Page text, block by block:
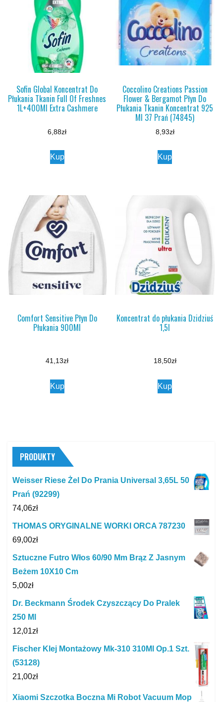
Sofin Global Koncentrat Do
Płukania Tkanin Full Of Freshnes
1L+400Ml Extra Cashmere
6,88zł
Kup
Coccolino Creations Passion
Flower & Bergamot Płyn Do
Płukania Tkanin Koncentrat 925
Ml 37 Prań (74845)
8,93zł
Kup
Comfort Sensitive Płyn Do
Płukania 900Ml
41,13zł
Kup
Koncentrat do płukania Dzidziuś
1,5l
18,50zł
Kup
PRODUKTY
Weisser Riese Żel Do Prania Universal 3,65L 50
Prań (92299)
74,06zł
THOMAS ORYGINALNE WORKI ORCA 787230
69,00zł
Sztuczne Futro Włos 60/90 Mm Brąz Z Jasnym
Beżem 10X10 Cm
5,00zł
Dr. Beckmann Środek Czyszczący Do Pralek
250 Ml
12,01zł
Fischer Klej Montażowy Mk-310 310Ml Op.1 Szt.
(53128)
21,00zł
Xiaomi Szczotka Boczna Mi Robot Vacuum Mop